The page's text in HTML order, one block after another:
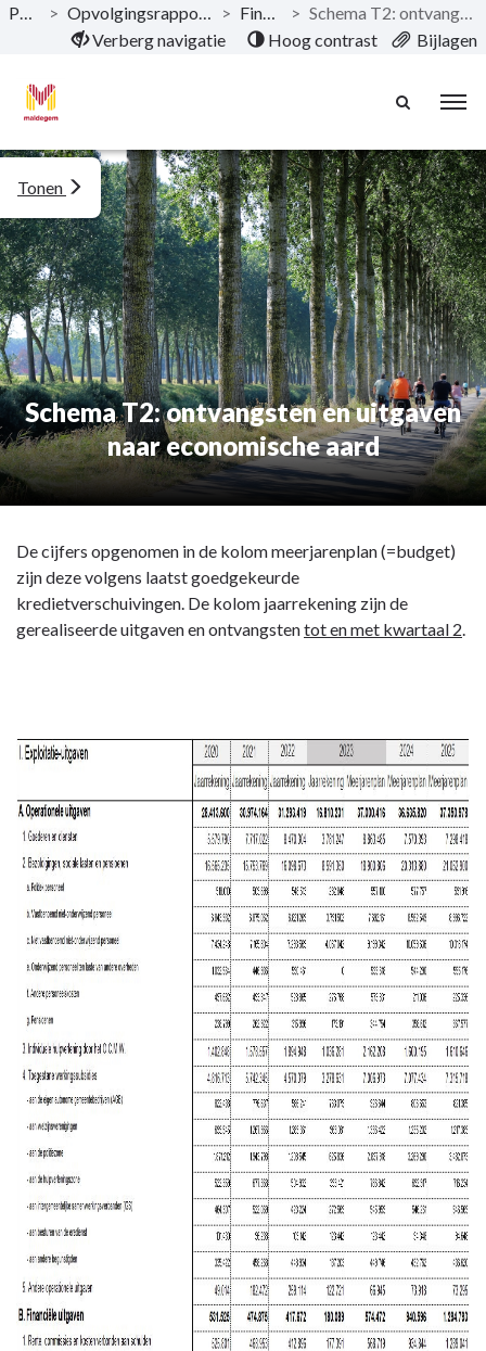
Naar hoofdinhoud
Publicaties > Opvolgingsrapportering 2023 Gemeente & OCMW > Financiële nota >
Schema T2: ontvangsten en uitgaven naar economische aard
Verberg navigatie
Hoog contrast Bijlagen
Schema T2: ontvangsten en uitgaven
naar economische aard
Tonen
De cijfers opgenomen in de kolom meerjarenplan (=budget)
zijn deze volgens laatst goedgekeurde
kredietverschuivingen. De kolom jaarrekening zijn de
gerealiseerde uitgaven en ontvangstentot en met kwartaal 2.